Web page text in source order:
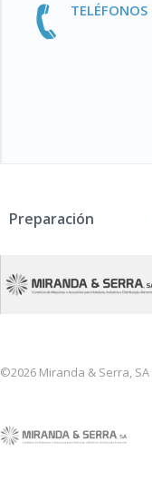
TELÉFONOS
Preparación
©2026 Miranda & Serra, SA